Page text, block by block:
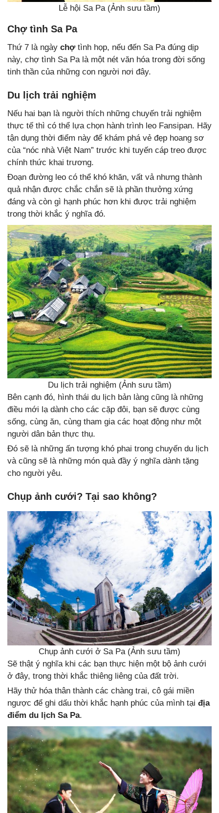
Lễ hội Sa Pa (Ảnh sưu tầm)
Chợ tình Sa Pa
Thứ 7 là ngày chợ tình họp, nếu đến Sa Pa đúng dịp
này, chợ tình Sa Pa là một nét văn hóa trong đời sống
tinh thần của những con người nơi đây.
Du lịch trải nghiệm
Nếu hai bạn là người thích những chuyến trải nghiệm
thực tế thì có thể lựa chọn hành trình leo Fansipan. Hãy
tận dụng thời điểm này để khám phá vẻ đẹp hoang sơ
của “nóc nhà Việt Nam” trước khi tuyến cáp treo được
chính thức khai trương.
Đoạn đường leo có thể khó khăn, vất vả nhưng thành
quả nhận được chắc chắn sẽ là phần thưởng xứng
đáng và còn gì hạnh phúc hơn khi được trải nghiệm
trong thời khắc ý nghĩa đó.
Du lịch trải nghiệm (Ảnh sưu tầm)
Bên cạnh đó, hình thái du lịch bản làng cũng là những
điều mới lạ dành cho các cặp đôi, bạn sẽ được cùng
sống, cùng ăn, cùng tham gia các hoạt động như một
người dân bản thực thụ.
Đó sẽ là những ấn tượng khó phai trong chuyến du lịch
và cũng sẽ là những món quà đầy ý nghĩa dành tặng
cho người yêu.
Chụp ảnh cưới? Tại sao không?
Chụp ảnh cưới ở Sa Pa (Ảnh sưu tầm)
Sẽ thật ý nghĩa khi các bạn thực hiện một bộ ảnh cưới
ở đây, trong thời khắc thiêng liêng của đất trời.
Hãy thử hóa thân thành các chàng trai, cô gái miền
ngược để ghi dấu thời khắc hạnh phúc của mình tại địa
điểm du lịch Sa Pa.